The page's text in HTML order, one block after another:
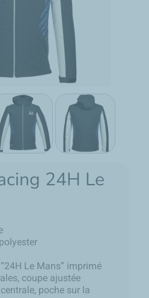
24H Le
Le Mans” imprimé
coupe ajustée
poche sur la